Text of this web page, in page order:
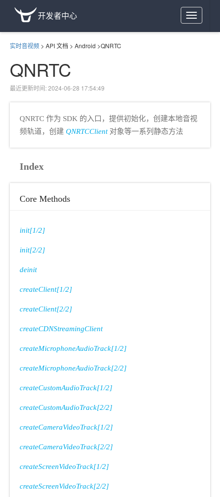
Toggle
navigation
开发者中心
实时音视频 > API 文档 > Android >QNRTC
QNRTC
最近更新时间: 2024-06-28 17:54:49
QNRTC 作为 SDK 的入口，提供初始化，创建本地音视
频轨道，创建 QNRTCClient对象等一系列静态方法
Index
Core Methods
init[1/2]
init[2/2]
deinit
createClient[1/2]
createClient[2/2]
createCDNStreamingClient
createMicrophoneAudioTrack[1/2]
createMicrophoneAudioTrack[2/2]
createCustomAudioTrack[1/2]
createCustomAudioTrack[2/2]
createCameraVideoTrack[1/2]
createCameraVideoTrack[2/2]
createScreenVideoTrack[1/2]
createScreenVideoTrack[2/2]